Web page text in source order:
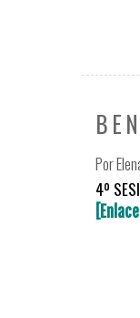
Por
4º